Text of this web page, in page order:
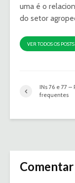
uma é o
do setor
VER TODOS OS POSTS
INs 76 e 77 –
frequentes
Comentar